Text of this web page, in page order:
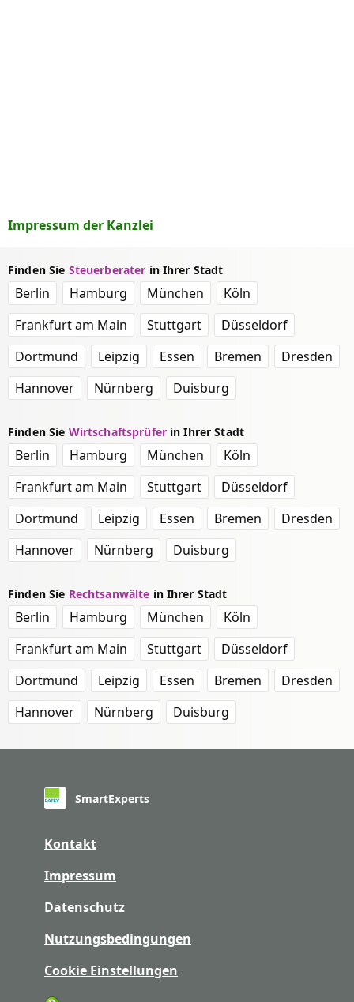
Impressum der Kanzlei
Finden Sie Steuerberater in Ihrer Stadt
Berlin Hamburg München
Köln
Frankfurt am Main
Stuttgart
Düsseldorf
Dortmund
Leipzig Essen Bremen
Dresden
Hannover
Nürnberg Duisburg
Finden Sie Wirtschaftsprüferin Ihrer Stadt
Berlin Hamburg München
Köln
Frankfurt am Main
Stuttgart
Düsseldorf
Dortmund
Leipzig Essen Bremen
Dresden
Hannover
Nürnberg Duisburg
Finden Sie Rechtsanwälte in Ihrer Stadt
Berlin Hamburg München
Köln
Frankfurt am Main
Stuttgart
Düsseldorf
Dortmund
Leipzig Essen Bremen
Dresden
Hannover
Nürnberg Duisburg
SmartExperts
Kontakt
Impressum
Datenschutz
Nutzungsbedingungen
Cookie Einstellungen